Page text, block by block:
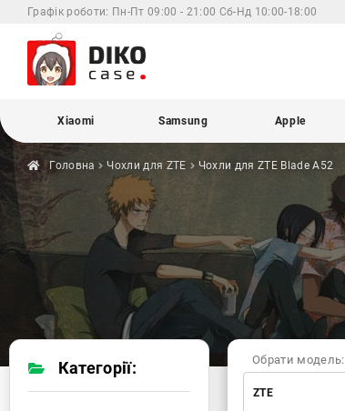
Графік роботи: Пн-Пт 09:00 - 21:00 Сб-Нд 10:00-18:00
Xiaomi Samsung Apple
Головна Чохли для ZTE Чохли для ZTE Blade A52
Обрати модель:
ZTE
Категорії: